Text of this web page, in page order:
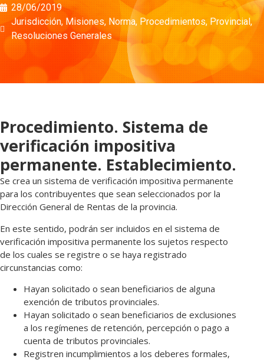
28/06/2019
Jurisdicción, Misiones, Norma, Procedimientos, Provincial,
Resoluciones Generales
Procedimiento. Sistema de
verificación impositiva
permanente. Establecimiento.
Se crea un sistema de verificación impositiva permanente
para los contribuyentes que sean seleccionados por la
Dirección General de Rentas de la provincia.
En este sentido, podrán ser incluidos en el sistema de
verificación impositiva permanente los sujetos respecto
de los cuales se registre o se haya registrado
circunstancias como:
Hayan solicitado o sean beneficiarios de alguna
exención de tributos provinciales.
Hayan solicitado o sean beneficiarios de exclusiones
a los regímenes de retención, percepción o pago a
cuenta de tributos provinciales.
Registren incumplimientos a los deberes formales,